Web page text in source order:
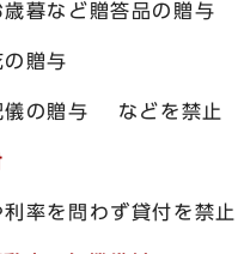
暮など贈答品の贈与
贈与
の贈与 などを禁止
率を問わず貸付を禁止